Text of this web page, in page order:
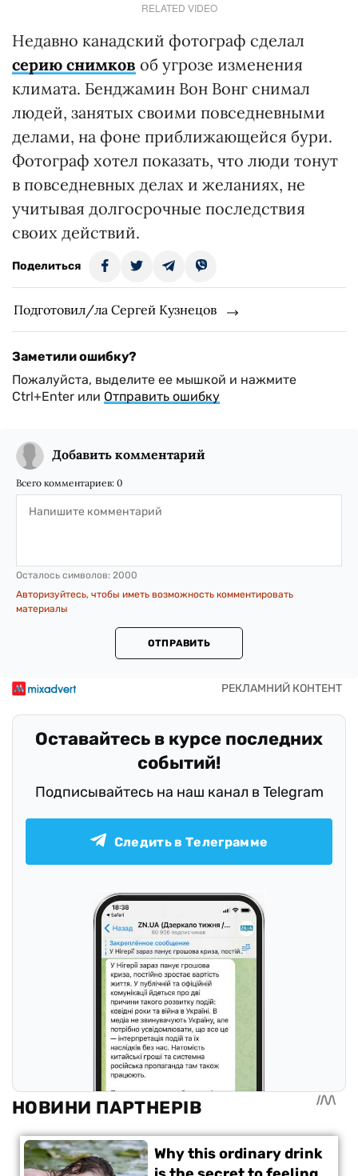
RELATED VIDEO
Недавно канадский фотограф сделал
серию снимков об угрозе изменения
климата. Бенджамин Вон Вонг снимал
людей, занятых своими повседневными
делами, на фоне приближающейся бури.
Фотограф хотел показать, что люди тонут
в повседневных делах и желаниях, не
учитывая долгосрочные последствия
своих действий.
Поделиться
Подготовил/ла Сергей Кузнецов
Заметили ошибку?
Пожалуйста, выделите ее мышкой и нажмите
Ctrl+Enter или Отправить ошибку
Добавить комментарий
Всего комментариев: 0
Осталось символов: 2000
Авторизуйтесь, чтобы иметь возможность комментировать
материалы
ОТПРАВИТЬ
Оставайтесь в курсе последних
событий!
Подписывайтесь на наш канал в Telegram
Следить в Телеграмме